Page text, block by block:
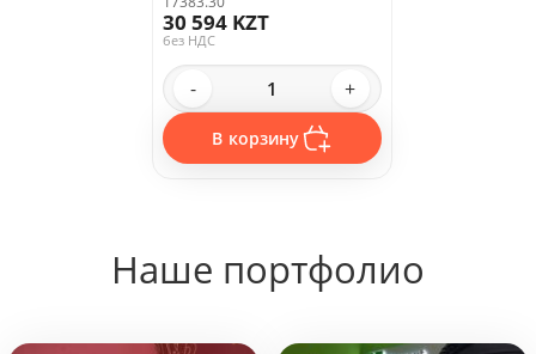
30 594 KZT
без НДС
- +
В корзину
Наше портфолио